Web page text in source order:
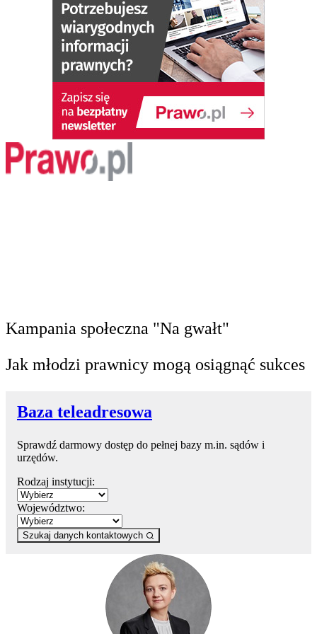
Kampania społeczna "Na gwałt"
Jak młodzi prawnicy mogą osiągnąć sukces
Baza teleadresowa
Sprawdź darmowy dostęp do pełnej bazy m.in. sądów i
urzędów.
Rodzaj instytucji:
Województwo:
Szukaj danych kontaktowych